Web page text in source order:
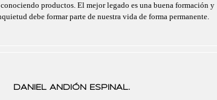
productos. El mejor legado es una buena formación y
debe formar parte de nuestra vida de forma permanente.
DANIEL ANDIÓN ESPINAL.